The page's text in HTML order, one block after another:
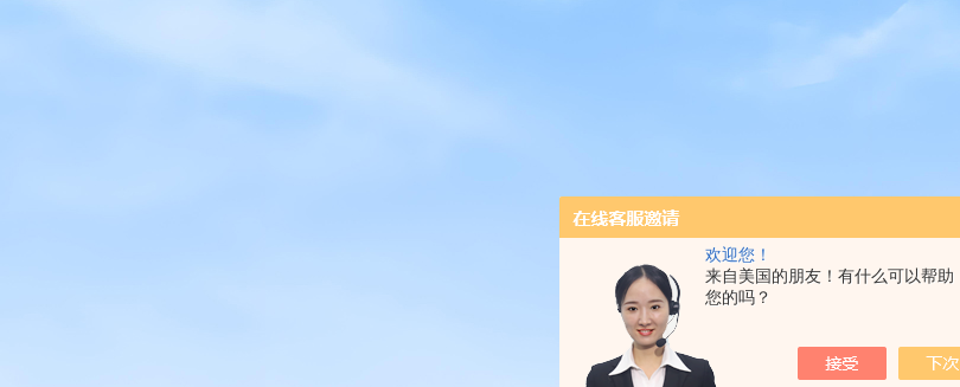
欢迎您！
来自美国的朋友！有什么可以帮助
您的吗？